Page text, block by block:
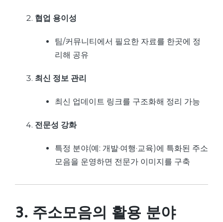
협업 용이성
팀/커뮤니티에서 필요한 자료를 한곳에 정
리해 공유
최신 정보 관리
최신 업데이트 링크를 구조화해 정리 가능
전문성 강화
특정 분야(예: 개발·여행·교육)에 특화된 주소
모음을 운영하면 전문가 이미지를 구축
3. 주소모음의 활용 분야